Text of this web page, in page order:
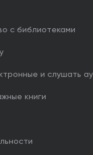
с библиотеками
и слушать
книги